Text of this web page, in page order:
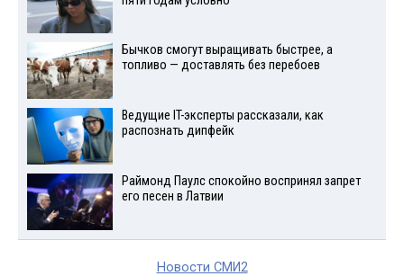
Бычков смогут выращивать быстрее, а
топливо — доставлять без перебоев
Ведущие IT-эксперты рассказали, как
распознать дипфейк
Раймонд Паулс спокойно воспринял запрет
его песен в Латвии
Новости СМИ2